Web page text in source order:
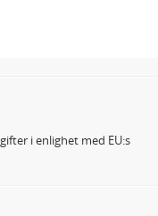
i enlighet med EU:s